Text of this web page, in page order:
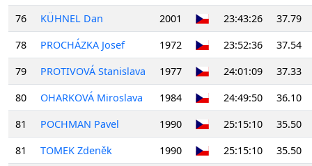
76
KÜHNEL Dan 2001 23:43:26
37.79
78
PROCHÁZKA Josef 1972 23:52:36
37.54
79
PROTIVOVÁ Stanislava 1977 24:01:09
37.33
80
OHARKOVÁ Miroslava 1984 24:49:50
36.10
81
POCHMAN Pavel 1990 25:15:10
35.50
81
TOMEK Zdeněk 1990 25:15:10
35.50